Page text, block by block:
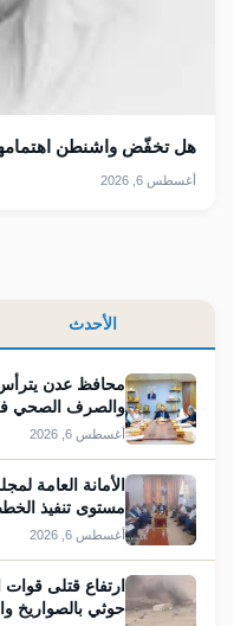
هل تخفّض واشنطن
أغسطس 6, 2026
الأحدث
محافظ عدن يترأس
والصرف الصحي
أغسطس 6, 2026
الأمانة العامة
مستوى تنفيذ
أغسطس 6, 2026
حوثي بالصواريخ